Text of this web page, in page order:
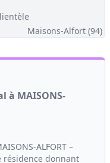
Maisons-Alfort (94)
à MAISONS-
ALFORT –
résidence donnant